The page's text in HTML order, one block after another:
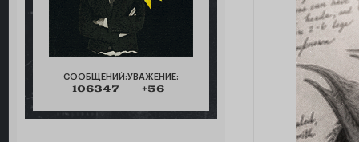
СООБЩЕНИЙ:
106347
УВАЖЕНИЕ:
+56